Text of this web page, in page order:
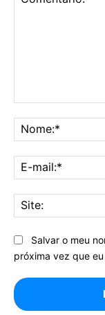
Salvar o meu
próxima vez que